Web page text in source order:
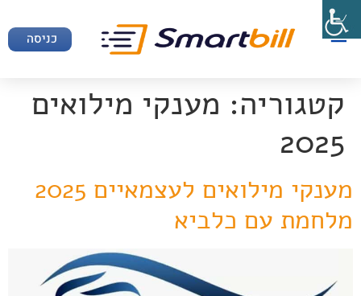
כניסה
קטגוריה: מענקי מילואים
2025
מענקי מילואים לעצמאיים 2025
מלחמת עם כלביא